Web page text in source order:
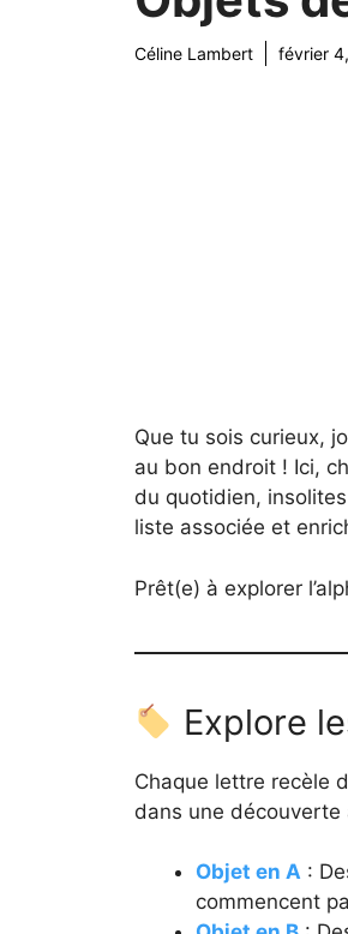
Céline Lambert février
Que tu sois curieux,
au bon endroit ! Ici,
du quotidien,
liste associée et
Prêt(e) à explorer
Explore
Chaque lettre recèle
dans une découverte
Objet en A :
commencent